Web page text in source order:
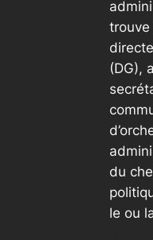
trouve
(DG),
du
le ou